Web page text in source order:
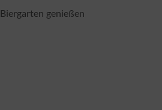
genießen